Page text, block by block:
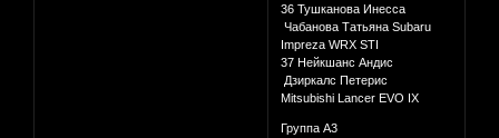
36 Тушканова Инесса
Чабанова Татьяна Subaru
Impreza WRX STI
37 Нейкшанс Андис
Дзиркалс Петерис
Mitsubishi Lancer EVO IX
Группа А3